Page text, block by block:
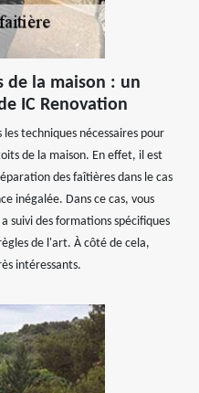
de la maison : un
IC Renovation
techniques nécessaires pour
de la maison. En effet, il est
des faîtières dans le cas
inégalée. Dans ce cas, vous
suivi des formations spécifiques
de l'art. À côté de cela,
intéressants.